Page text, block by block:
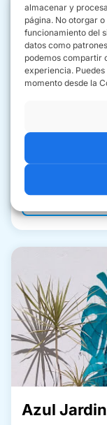
almacenar y
página. No otorgar
funcionamiento del
datos como
podemos compartir
experiencia.
momento desde la
Azul